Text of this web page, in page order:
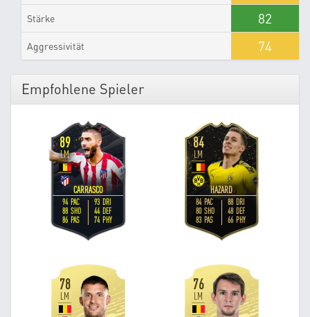
Stärke 82
Aggressivität 74
Empfohlene Spieler